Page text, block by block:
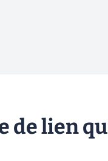
de lien